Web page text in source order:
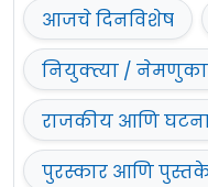
आजचे दिनविशेष
नियुक्त्या /
राजकीय आणि
पुरस्कार आणि